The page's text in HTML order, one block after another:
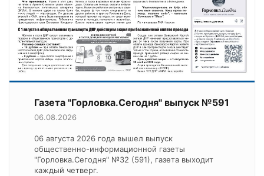
Газета "Горловка.Сегодня" выпуск №591
06.08.2026
06 августа 2026 года вышел выпуск
общественно-информационной газеты
"Горловка.Сегодня" №32 (591), газета выходит
каждый четверг.